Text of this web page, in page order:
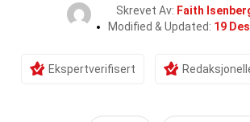
Skrevet Av: Faith
Modified & Updated: 19
Ekspertverifisert